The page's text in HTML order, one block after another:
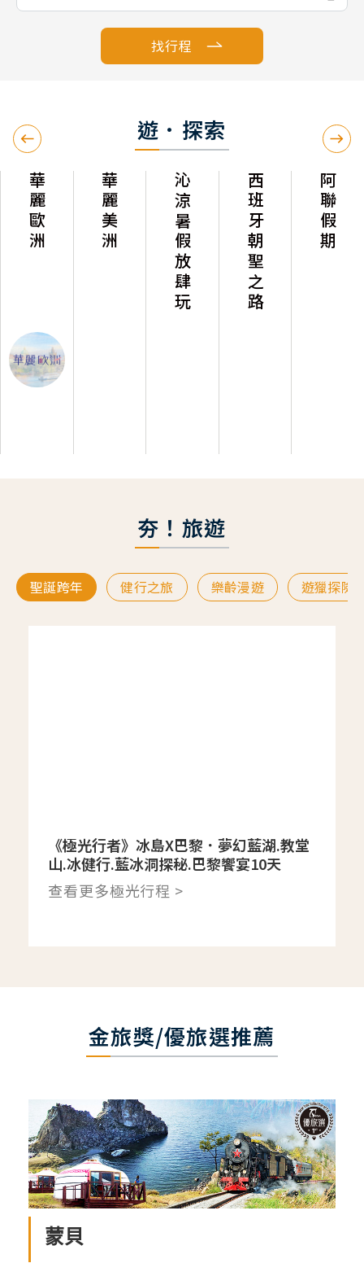
找行程
遊．探索
華麗歐洲 華麗美洲 沁涼暑假放肆玩 西班牙朝聖之路 阿聯假期
夯！旅遊
聖誕跨年 健行之旅 樂齡漫遊 遊獵探險
《極光行者》冰島X巴黎．夢幻藍湖.教堂
山.冰健行.藍冰洞探秘.巴黎饗宴10天
查看更多極光行程 >
金旅獎/優旅選推薦
蒙貝